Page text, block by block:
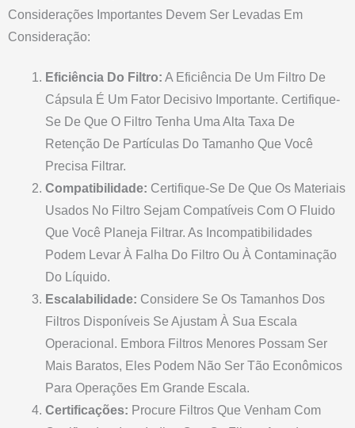
Considerações Importantes Devem Ser Levadas Em
Consideração:
Eficiência Do Filtro: A Eficiência De Um Filtro De
Cápsula É Um Fator Decisivo Importante. Certifique-
Se De Que O Filtro Tenha Uma Alta Taxa De
Retenção De Partículas Do Tamanho Que Você
Precisa Filtrar.
Compatibilidade: Certifique-Se De Que Os Materiais
Usados No Filtro Sejam Compatíveis Com O Fluido
Que Você Planeja Filtrar. As Incompatibilidades
Podem Levar À Falha Do Filtro Ou À Contaminação
Do Líquido.
Escalabilidade: Considere Se Os Tamanhos Dos
Filtros Disponíveis Se Ajustam À Sua Escala
Operacional. Embora Filtros Menores Possam Ser
Mais Baratos, Eles Podem Não Ser Tão Econômicos
Para Operações Em Grande Escala.
Certificações: Procure Filtros Que Venham Com